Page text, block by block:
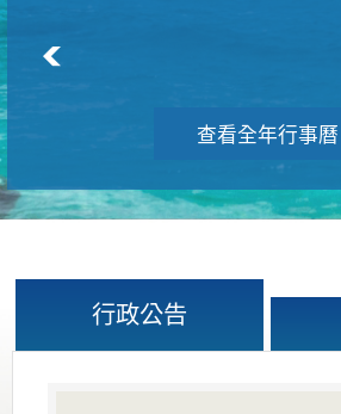
查看全年行事曆
行政公告